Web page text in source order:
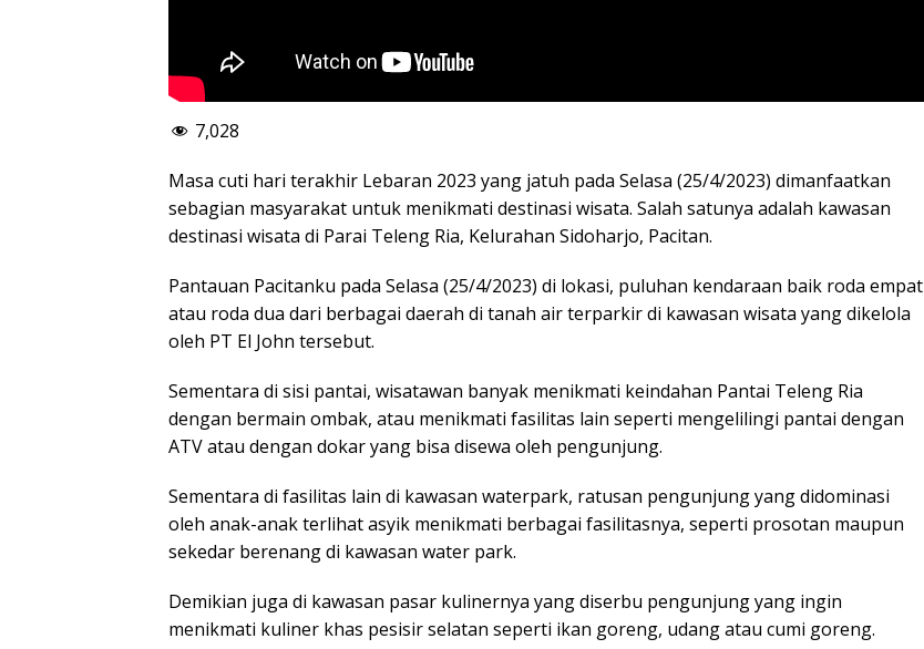
7,028
Masa cuti hari terakhir Lebaran 2023 yang jatuh pada Selasa (25/4/2023) dimanfaatkan
sebagian masyarakat untuk menikmati destinasi wisata. Salah satunya adalah kawasan
destinasi wisata di Parai Teleng Ria, Kelurahan Sidoharjo, Pacitan.
Pantauan Pacitanku pada Selasa (25/4/2023) di lokasi, puluhan kendaraan baik roda empat
atau roda dua dari berbagai daerah di tanah air terparkir di kawasan wisata yang dikelola
oleh PT El John tersebut.
Sementara di sisi pantai, wisatawan banyak menikmati keindahan Pantai Teleng Ria
dengan bermain ombak, atau menikmati fasilitas lain seperti mengelilingi pantai dengan
ATV atau dengan dokar yang bisa disewa oleh pengunjung.
Sementara di fasilitas lain di kawasan waterpark, ratusan pengunjung yang didominasi
oleh anak-anak terlihat asyik menikmati berbagai fasilitasnya, seperti prosotan maupun
sekedar berenang di kawasan water park.
Demikian juga di kawasan pasar kulinernya yang diserbu pengunjung yang ingin
menikmati kuliner khas pesisir selatan seperti ikan goreng, udang atau cumi goreng.